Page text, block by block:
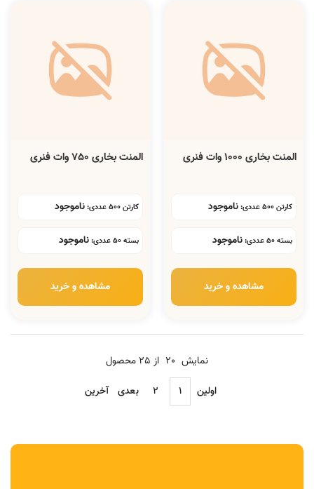
المنت بخاری 1000 وات فنری
کارتن 500 عددی: ناموجود
بسته 50 عددی: ناموجود
مشاهده و خرید
المنت بخاری 750 وات فنری
کارتن 500 عددی: ناموجود
بسته 50 عددی: ناموجود
مشاهده و خرید
نمایش 20 از 25 محصول
اولین
۱ ۲ بعدی آخرین